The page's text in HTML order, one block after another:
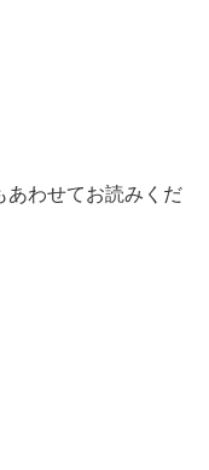
あわせてお読みくだ